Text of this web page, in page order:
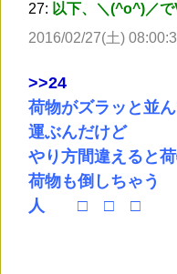
27: 以下、＼(^o^)／
2016/02/27(土)
>>24
荷物がズラッと並
運ぶんだけど
やり方間違えると
荷物も倒しちゃう
人 □ □ □